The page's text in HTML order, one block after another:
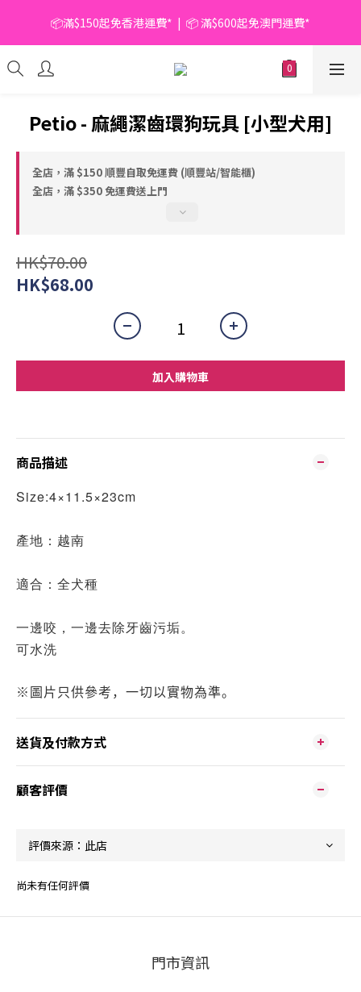
📦滿$150起免香港運費*  |  📦 滿$600起免澳門運費*
📦滿$150起免香港運費*  |  📦 滿$600起免澳門運費*
🥫 罐頭優惠 | 任選* 6件 即減 $6 |  任選* 24件 即減 $30 🥫 (按此了
解更多)
📦滿$150起免香港運費*  |  📦 滿$600起免澳門運費*
Petio - 麻繩潔齒環狗玩具 [小型犬用]
全店，滿 $150 順豐自取免運費 (順豐站/智能櫃)
全店，滿 $350 免運費送上門
HK$70.00
HK$68.00
加入購物車
商品描述
Size:4×11.5×23cm
產地：越南
適合：全犬種
一邊咬，一邊去除牙齒污垢。
可水洗
※圖片只供參考，一切以實物為準。
送貨及付款方式
顧客評價
尚未有任何評價
門市資訊